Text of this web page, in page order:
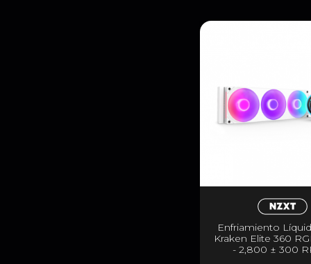
Enfriamiento
Kraken Elite 360
- 2,800 ± 300